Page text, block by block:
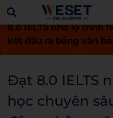
Trang chủ Thành
8.0 IELTS nhờ lộ trình
kết đầu ra bằng văn
Đạt 8.0 IELTS
học chuyên